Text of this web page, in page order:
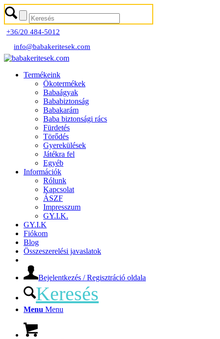
+36/20 484-5012
info@babakeritesek.com
Termékeink
Ökotermékek
Babaágyak
Bababiztonság
Babakarám
Baba biztonsági rács
Fürdetés
Törődés
Gyerekülések
Játékra fel
Egyéb
Információk
Rólunk
Kapcsolat
ÁSZF
Impresszum
GY.I.K.
GY.I.K
Fiókom
Blog
Összeszerelési javaslatok
Bejelentkezés / Regisztráció oldala
Keresés
Menu Menu